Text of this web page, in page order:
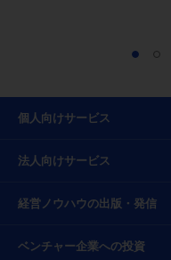
個人向けサービス
法人向けサービス
経営ノウハウの出版・発信
ベンチャー企業への投資